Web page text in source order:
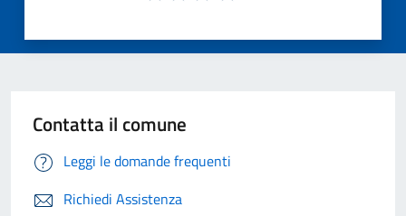
Contatta il comune
Leggi le domande frequenti
Richiedi Assistenza